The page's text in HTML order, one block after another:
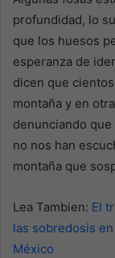
profundidad, lo
que los huesos
esperanza de
dicen que
montaña y en
denunciando
no nos han
montaña que
Lea Tambien: El
las sobredosis
México